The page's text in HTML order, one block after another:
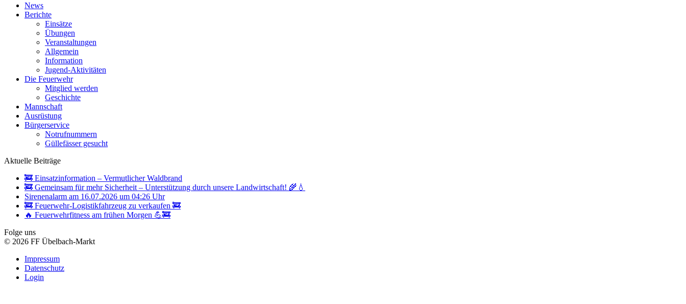
News
Berichte
Einsätze
Übungen
Veranstaltungen
Allgemein
Information
Jugend-Aktivitäten
Die Feuerwehr
Mitglied werden
Geschichte
Mannschaft
Ausrüstung
Bürgerservice
Notrufnummern
Güllefässer gesucht
Aktuelle Beiträge
🚒 Einsatzinformation – Vermutlicher Waldbrand
🚒 Gemeinsam für mehr Sicherheit – Unterstützung durch unsere Landwirtschaft! 🌾💧
Sirenenalarm am 16.07.2026 um 04:26 Uhr
🚒 Feuerwehr-Logistikfahrzeug zu verkaufen 🚒
🔥 Feuerwehrfitness am frühen Morgen 💪🚒
Folge uns
© 2026 FF Übelbach-Markt
Impressum
Datenschutz
Login